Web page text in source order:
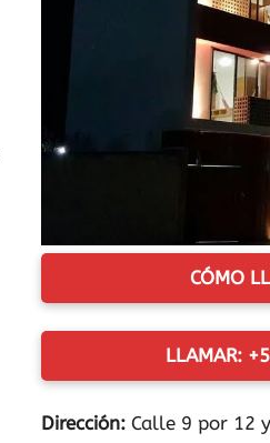
CÓMO
LLAMAR:
Dirección:Calle 9 por 12